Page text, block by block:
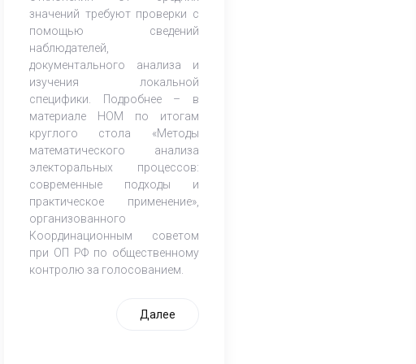
значений требуют проверки с
помощью сведений
наблюдателей,
документального анализа и
изучения локальной
специфики. Подробнее – в
материале НОМ по итогам
круглого стола «Методы
математического анализа
электоральных процессов:
современные подходы и
практическое применение»,
организованного
Координационным советом
при ОП РФ по общественному
контролю за голосованием.
Далее